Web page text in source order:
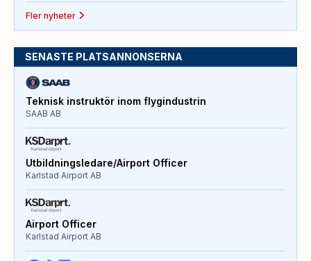
Fler nyheter
SENASTE PLATSANNONSERNA
Teknisk instruktör inom flygindustrin
SAAB AB
Utbildningsledare/Airport Officer
Karlstad Airport AB
Airport Officer
Karlstad Airport AB